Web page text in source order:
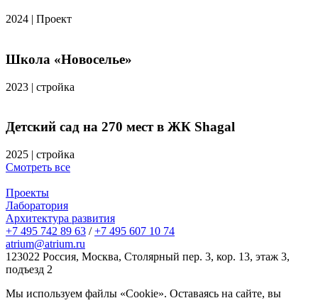
2024 | Проект
Школа «Новоселье»
2023 | стройка
Детский сад на 270 мест в ЖК Shagal
2025 | стройка
Смотреть все
Проекты
Лаборатория
Архитектура развития
+7 495 742 89 63 / +7 495 607 10 74
atrium@atrium.ru
123022 Россия, Москва, Столярный пер. 3, кор. 13, этаж 3,
подъезд 2
Мы используем файлы «Cookie». Оставаясь на сайте, вы